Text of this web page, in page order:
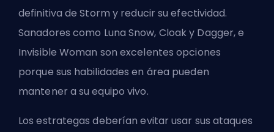
definitiva de Storm y reducir su efectividad.
Sanadores como Luna Snow, Cloak y Dagger, e
Invisible Woman son excelentes opciones
porque sus habilidades en área pueden
mantener a su equipo vivo.
Los estrategas deberían evitar usar sus ataques